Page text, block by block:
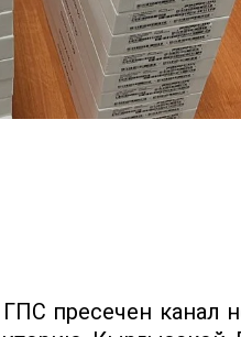
пресечен канал